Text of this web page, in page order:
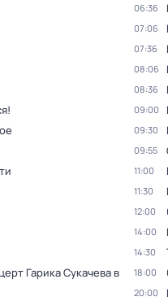
Гарика Сукачева в
06:36
07:06
07:36
08:06
08:36
09:00
09:30
09:55
11:00
11:30
12:00
14:00
14:30
18:00
20:00